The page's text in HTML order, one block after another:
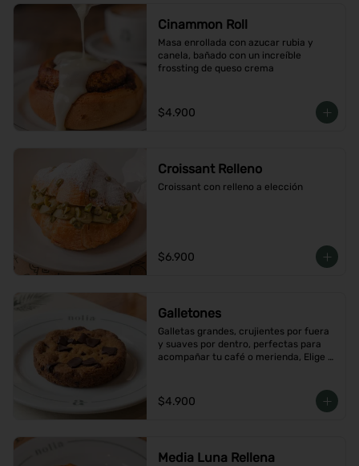
Cinammon Roll
Masa enrollada con azucar rubia y
canela, bañado con un increíble
frossting de queso crema
$4.900
Croissant Relleno
Croissant con relleno a elección
$6.900
Galletones
Galletas grandes, crujientes por fuera
y suaves por dentro, perfectas para
acompañar tu café o merienda, Elige
$4.900
Media Luna Rellena